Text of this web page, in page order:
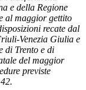
e della Regione
al maggior gettito
recate dal
Venezia Giulia e
di Trento e di
del maggior
previste